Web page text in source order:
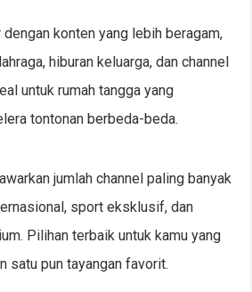
konten yang lebih beragam,
hiburan keluarga, dan channel
untuk rumah tangga yang
tontonan berbeda-beda.
jumlah channel paling banyak
sport eksklusif, dan
Pilihan terbaik untuk kamu yang
satu pun tayangan favorit.